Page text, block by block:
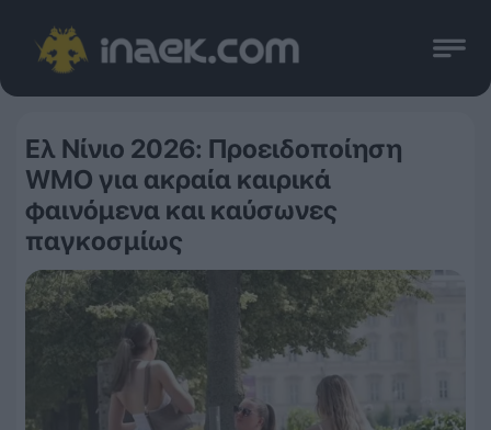
Ελ Νίνιο 2026: Προειδοποίηση
WMO για ακραία καιρικά
φαινόμενα και καύσωνες
παγκοσμίως